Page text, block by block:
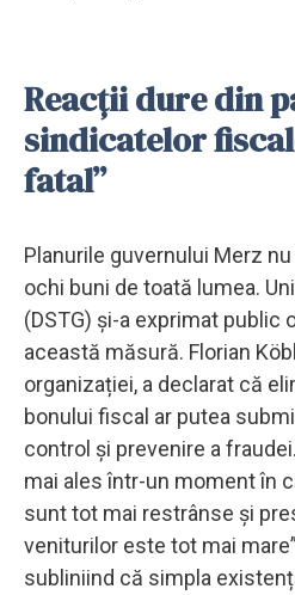
Reacții dure din
sindicatelor
fatal”
Planurile guvernului Merz
ochi buni de toată lumea.
(DSTG) și-a exprimat public
această măsură. Florian
organizației, a declarat că
bonului fiscal ar putea
control și prevenire a
mai ales într-un moment în
sunt tot mai restrânse și
veniturilor este tot mai
subliniind că simpla